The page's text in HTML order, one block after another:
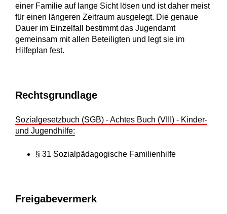
einer Familie auf lange Sicht lösen und ist daher meist
für einen längeren Zeitraum ausgelegt. Die genaue
Dauer im Einzelfall bestimmt das Jugendamt
gemeinsam mit allen Beteiligten und legt sie im
Hilfeplan fest.
Rechtsgrundlage
Sozialgesetzbuch (SGB) - Achtes Buch (VIII) - Kinder-
und Jugendhilfe:
§ 31 Sozialpädagogische Familienhilfe
Freigabevermerk